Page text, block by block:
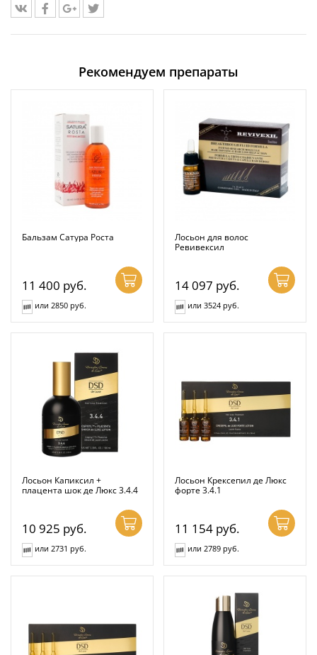
Рекомендуем препараты
Бальзам Сатура Роста
11 400 руб.
или 2850 руб.
Лосьон для волос
Ревивексил
14 097 руб.
или 3524 руб.
Лосьон Капиксил +
плацента шок де Люкс 3.4.4
10 925 руб.
или 2731 руб.
Лосьон Крексепил де Люкс
форте 3.4.1
11 154 руб.
или 2789 руб.